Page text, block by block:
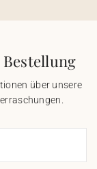
über unsere